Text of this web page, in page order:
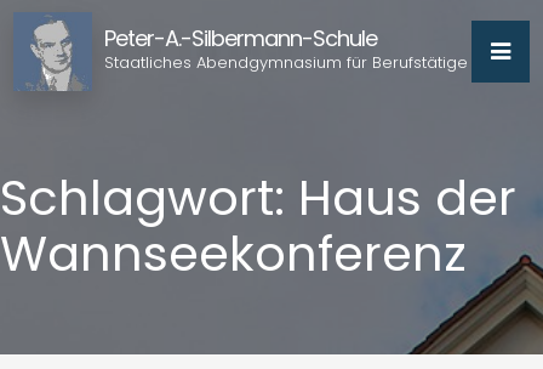
Peter-A.-Silbermann-Schule
Staatliches Abendgymnasium für Berufstätige
Schlagwort: Haus der
Wannseekonferenz